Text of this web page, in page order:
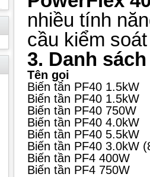
nhiều tính
cầu kiểm
3. Danh
Tên gọi
Biến tần PF40 1.5kW
Biến tần PF40 1.5kW
Biến tần PF40 750W
Biến tần PF40 4.0kW
Biến tần PF40 5.5kW
Biến tần PF40 3.0kW
Biến tần PF4 400W
Biến tần PF4 750W